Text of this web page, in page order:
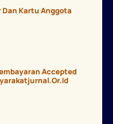
Dan Kartu Anggota
Accepted